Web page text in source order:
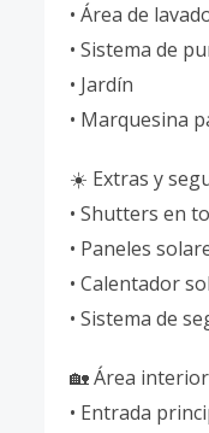
• Área de
• Sistema de
• Jardín
• Marquesina
☀️ Extras y
• Shutters en
• Paneles
• Calentador
• Sistema de
🏡 Área
• Entrada